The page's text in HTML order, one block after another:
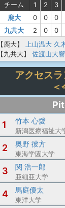
OPS
.333
チーム 1 2 3
鹿大
0 0 0
九共大
2 0 0
【鹿大】
上山温大 久
【九共大】
佐渡山大響
アクセス
＜
1
竹本 心愛
新潟医療福祉大
2 奥野 彼方
東海学園大学
3 関 浩一郎
亜細亜大学
4 馬庭優太
東洋大学